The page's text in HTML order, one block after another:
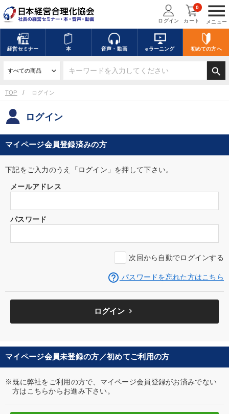
menu
メニュー
ログイン カート
0
経営セミナー 本 音声・動画 eラーニング 初めての方へ
search
TOP ログイン
ログイン
マイページ会員登録済みの方
下記をご入力のうえ「ログイン」を押して下さい。
メールアドレス
パスワード
次回から自動でログインする
help_outline パスワードを忘れた方はこちら
ログイン keyboard_arrow_right
マイページ会員未登録の方／初めてご利用の方
※既に弊社をご利用の方で、マイページ会員登録がお済みでない
方はこちらからお進み下さい。